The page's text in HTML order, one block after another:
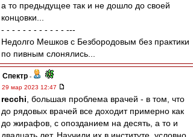
а то предыдущее так и не дошло до своей
концовки...
- - - - - - - - - - - - ---
Недолго Мешков с Безбородовым без практики
по пивным слонялись...
Спектр -
29 мар 2023 12:47
recchi , большая проблема врачей - в том, что
до рядовых врачей все доходит примерно как
до жирафов, с опозданием на десять, а то и